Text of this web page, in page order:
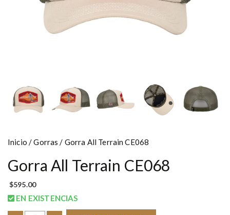
Inicio /Gorras / Gorra All Terrain CE068
Gorra All Terrain CE068
$595.00
EN EXISTENCIAS